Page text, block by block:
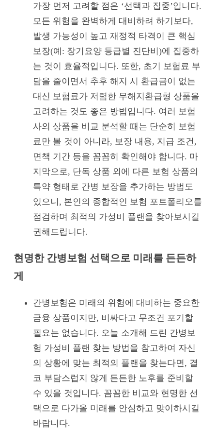
가장 먼저 고려할 점은 ‘선택과 집중’입니다.
모든 위험을 완벽하게 대비하려 하기보다,
발생 가능성이 높고 재정적 타격이 큰 핵심
보장(예: 장기요양 등급별 진단비)에 집중하
는 것이 효율적입니다. 또한, 초기 보험료 부
담을 줄이면서 추후 해지 시 환급금이 없는
대신 보험료가 저렴한 무해지환급형 상품을
고려하는 것도 좋은 방법입니다. 여러 보험
사의 상품을 비교 분석할 때는 단순히 보험
료만 볼 것이 아니라, 보장 내용, 지급 조건,
면책 기간 등을 꼼꼼히 확인해야 합니다. 마
지막으로, 단독 상품 외에 다른 보험 상품의
특약 형태로 간병 보장을 추가하는 방법도
있으니, 본인의 종합적인 보험 포트폴리오를
점검하며 최적의 가성비 플랜을 찾아보시길
권해드립니다.
현명한 간병보험 선택으로 미래를 든든하
게
간병보험은 미래의 위험에 대비하는 중요한
금융 상품이지만, 비싸다고 무조건 포기할
필요는 없습니다. 오늘 소개해 드린 간병보
험 가성비 플랜 찾는 방법을 참고하여 자신
의 상황에 맞는 최적의 플랜을 찾는다면, 결
코 부담스럽지 않게 든든한 노후를 준비할
수 있을 것입니다. 꼼꼼한 비교와 현명한 선
택으로 다가올 미래를 안심하고 맞이하시길
바랍니다.